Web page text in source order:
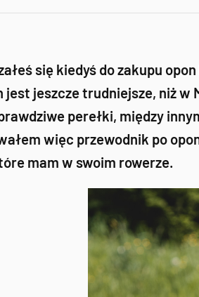
się kiedyś do zakupu
jest jeszcze trudniejsze, niż w
perełki, między
więc przewodnik po
mam w swoim rowerze.